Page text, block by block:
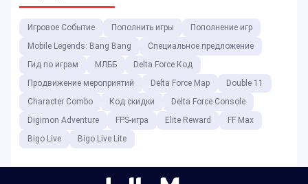
Игровое Событие Пополнить игры
Пополнение игр
Mobile Legends: Bang Bang
Специальное предложение
Гид по играм
МЛББ
Delta Force Код
Продвижение мероприятий
Delta Force Map
Double 11
Character Combo
Код скидки
Delta Force Console
Digimon Adventure
FPS-игра Elite Reward
FF Max
Bigo Live
Bigo Live Lite